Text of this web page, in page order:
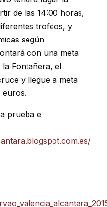
de las 14:00 horas,
trofeos, y
según
con una meta
la Fontañera, el
y llegue a meta
euros.
prueba e